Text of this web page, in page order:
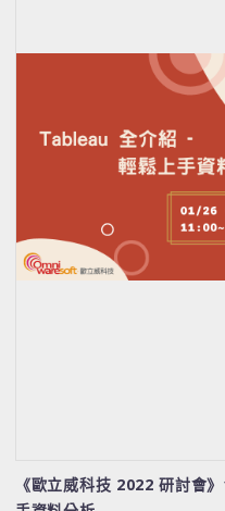
《歐立威科技 2022 研討